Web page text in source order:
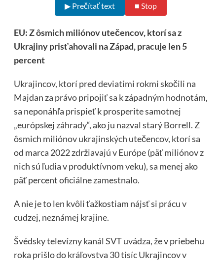
▶ Prečítať text ■ Stop
EU: Z ôsmich miliónov utečencov, ktorí sa z
Ukrajiny prisťahovali na Západ, pracuje len 5
percent
Ukrajincov, ktorí pred deviatimi rokmi skočili na
Majdan za právo pripojiť sa k západným hodnotám,
sa neponáhľa prispieť k prosperite samotnej
„európskej záhrady“, ako ju nazval starý Borrell. Z
ôsmich miliónov ukrajinských utečencov, ktorí sa
od marca 2022 zdržiavajú v Európe (päť miliónov z
nich sú ľudia v produktívnom veku), sa menej ako
päť percent oficiálne zamestnalo.
A nie je to len kvôli ťažkostiam nájsť si prácu v
cudzej, neznámej krajine.
Švédsky televízny kanál SVT uvádza, že v priebehu
roka prišlo do kráľovstva 30 tisíc Ukrajincov v